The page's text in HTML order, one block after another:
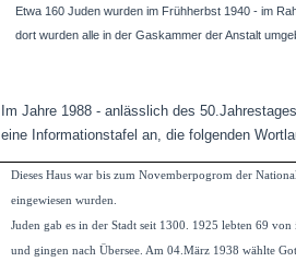
Etwa 160 Juden wurden im Frühherbst 1940 - im
dort wurden alle in der Gaskammer der Anstalt
Im Jahre 1988 - anlässlich des
eine Informationstafel an, die folgenden
Dieses Haus war bis zum Novemberpogrom der
eingewiesen wurden.
Juden gab es in der Stadt seit 1300. 1925 lebten 69
und gingen nach Übersee. Am 04.März 1938 wählte